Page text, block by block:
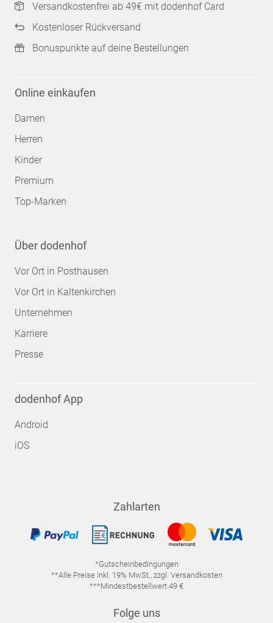
Versandkostenfrei ab 49€ mit dodenhof Card
Kostenloser Rückversand
Bonuspunkte auf deine Bestellungen
Online einkaufen
Damen
Herren
Kinder
Premium
Top-Marken
Über dodenhof
Vor Ort in Posthausen
Vor Ort in Kaltenkirchen
Unternehmen
Karriere
Presse
dodenhof App
Android
iOS
Zahlarten
*Gutscheinbedingungen
**Alle Preise inkl. 19% MwSt., zzgl. Versandkosten
***Mindestbestellwert 49 €
Folge uns